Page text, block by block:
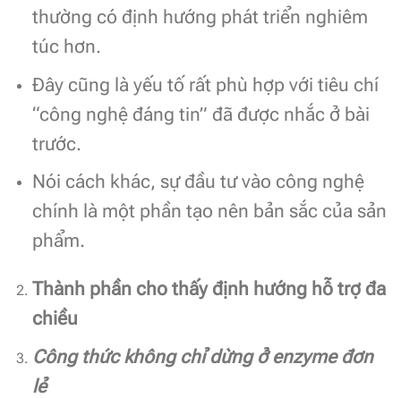
thường có định hướng phát triển nghiêm
túc hơn.
Đây cũng là yếu tố rất phù hợp với tiêu chí
“công nghệ đáng tin” đã được nhắc ở bài
trước.
Nói cách khác, sự đầu tư vào công nghệ
chính là một phần tạo nên bản sắc của sản
phẩm.
Thành phần cho thấy định hướng hỗ trợ đa
chiều
Công thức không chỉ dừng ở enzyme đơn
lẻ